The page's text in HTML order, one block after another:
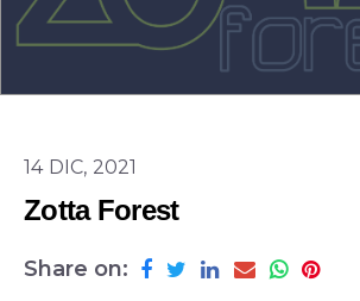
14 DIC, 2021
Zotta Forest
Share on: